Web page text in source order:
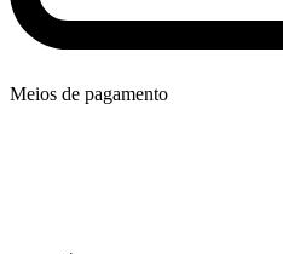
Meios de pagamento